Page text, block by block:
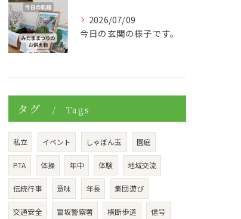
2026/07/09
今日の玄関の様子です。
タグ Tags
私立 イベント しゃぼん玉 園庭
PTA 体操 年中 体験 地域交流
伝統行事 意味 年長 集団遊び
交通安全 富坂警察署 横断歩道 信号